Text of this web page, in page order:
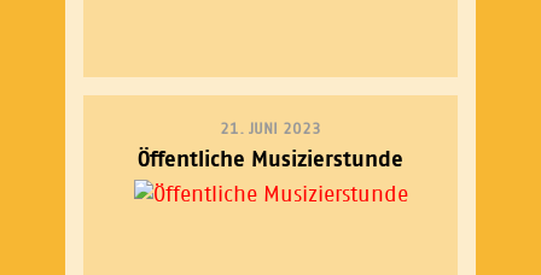
21. JUNI 2023
Öffentliche Musizierstunde